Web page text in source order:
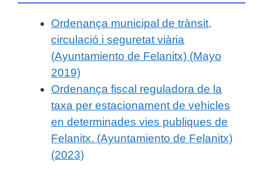
Ordenança municipal de trànsit,
circulació i seguretat viària
(Ayuntamiento de Felanitx) (Mayo
2019)
Ordenança fiscal reguladora de la
taxa per estacionament de vehicles
en determinades vies publiques de
Felanitx. (Ayuntamiento de Felanitx)
(2023)